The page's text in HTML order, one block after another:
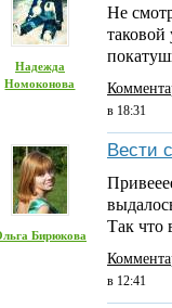
Надежда
Номоконова
Не
в 18:31
Бирюкова
Вести
Так
в 12:41